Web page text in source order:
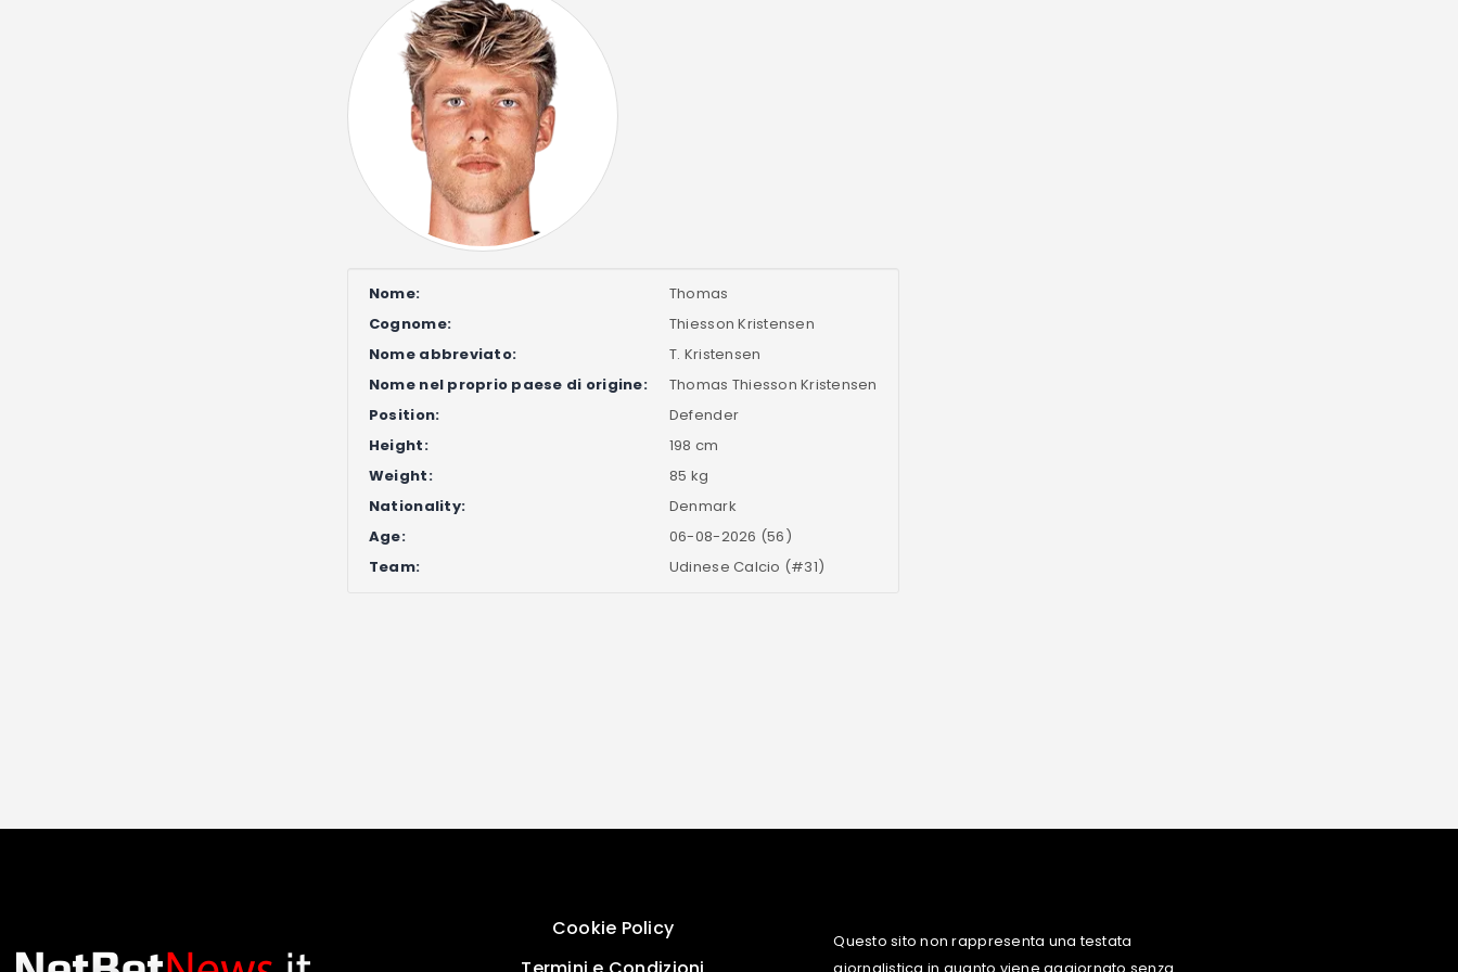
Nome:
Thomas
Cognome:
Thiesson Kristensen
Nome abbreviato:
T. Kristensen
Nome nel proprio paese di origine:
Thomas Thiesson Kristensen
Position:
Defender
Height:
198 cm
Weight:
85 kg
Nationality:
Denmark
Age:
06-08-2026 (56)
Team:
Udinese Calcio (#31)
Cookie Policy
Questo sito non rappresenta una testata